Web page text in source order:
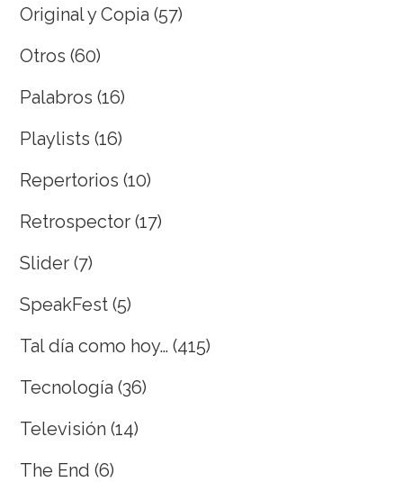
Original y Copia (57)
Otros (60)
Palabros (16)
Playlists (16)
Repertorios (10)
Retrospector (17)
Slider (7)
SpeakFest (5)
Tal día como hoy… (415)
Tecnología (36)
Televisión (14)
The End (6)